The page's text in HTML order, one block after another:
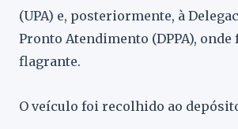
(UPA) e, posteriormente, à
Pronto Atendimento (DPPA), onde
flagrante.
O veículo foi recolhido ao